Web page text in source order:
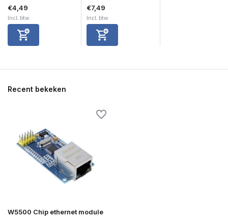
€4,49
Incl. btw
€7,49
Incl. btw
Recent bekeken
W5500 Chip ethernet module